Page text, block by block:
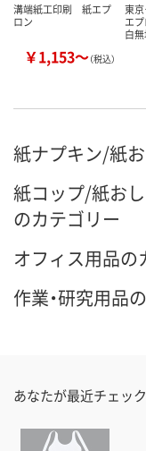
溝端紙工印刷 紙エプ
ロン
￥1,153～（税込）
東
エ
白
紙ナプキン/紙
紙コップ/紙お
のカテゴリー
オフィス用品の
作業・研究用品
あなたが最近チェッ